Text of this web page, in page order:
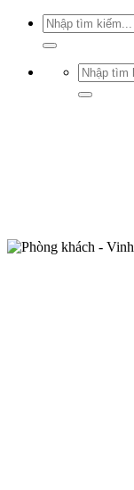
Tìm
kiếm:
Tìm
kiếm: